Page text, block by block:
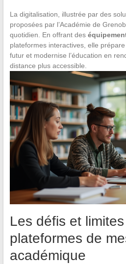
La digitalisation, illustrée par des
proposées par l’Académie de
quotidien. En offrant des
plateformes interactives, elle
futur et modernise l’éducation en
distance plus accessible.
Les défis et
plateformes de
académique